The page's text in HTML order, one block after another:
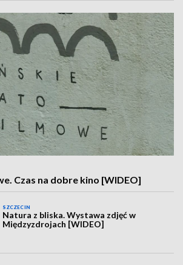
Czas na dobre kino [WIDEO]
SZCZECIN
Natura z bliska. Wystawa zdjęć w
Międzyzdrojach [WIDEO]